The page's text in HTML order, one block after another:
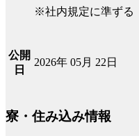
※社内規定に準ずる
公開
日
2026年 05月 22日
寮・住み込み情報